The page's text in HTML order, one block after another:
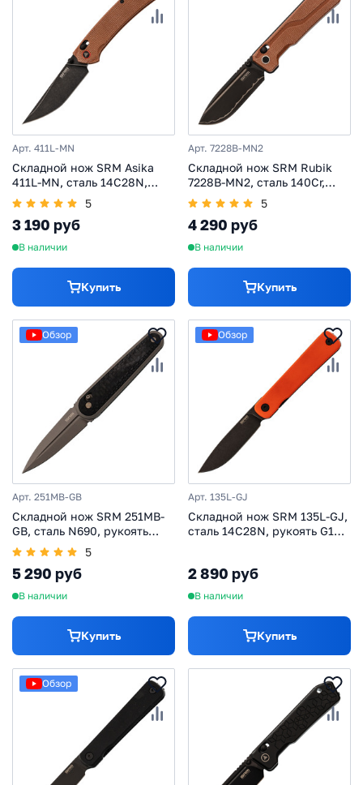
Арт. 411L-MN
Складной нож SRM Asika
411L-MN, сталь 14C28N,
рукоять микарта
5
3 190 руб
В наличии
Купить
Арт. 7228B-MN2
Складной нож SRM Rubik
7228B-MN2, сталь 140Cr,
рукоять коричневая
микарта
5
4 290 руб
В наличии
Купить
Обзор
Арт. 251MB-GB
Складной нож SRM 251MB-
GB, сталь N690, рукоять
карбон/G10
5
5 290 руб
В наличии
Купить
Обзор
Арт. 135L-GJ
Складной нож SRM 135L-GJ,
сталь 14C28N, рукоять G10,
2 890 руб
В наличии
Купить
Обзор